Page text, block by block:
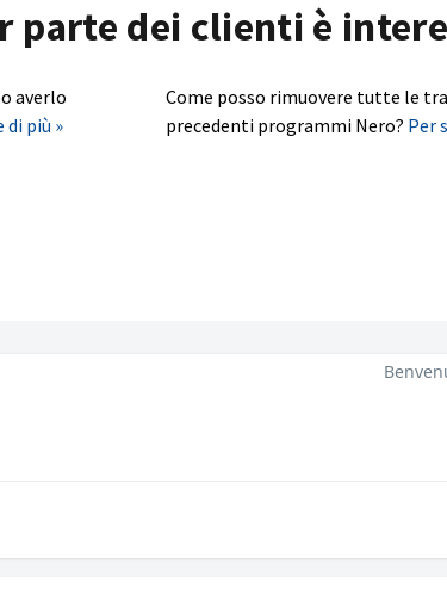
parte dei clienti è
averlo
di più »
Come posso rimuovere tutte le
precedenti programmi Nero? Per